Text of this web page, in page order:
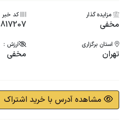
مزایده گذار
مخفی
کد خبر
817207
استان برگزاری
تهران
ارزش :
مخفی
مشاهده آدرس با خرید اشتراک